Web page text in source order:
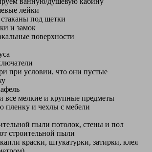
лейки
под щетки
и замок
поверхности
при условии, что они пустые
все мелкие и крупные предметы
пленку и чехлы с мебели
пыли потолок, стены и пол
строительной пыли
краски, штукатурки, затирки, клея